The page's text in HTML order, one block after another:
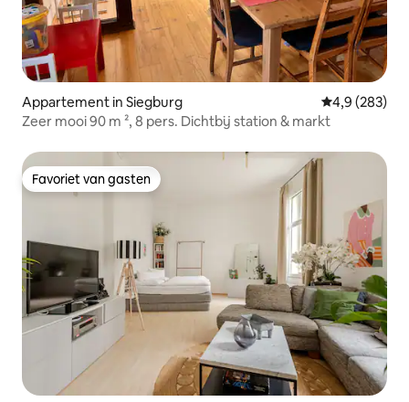
Appartement in Siegburg Gemiddelde
4,9 (283)
Zeer mooi 90 m ², 8 pers. Dichtbij station & markt
Favoriet van gasten
Favoriet van gasten